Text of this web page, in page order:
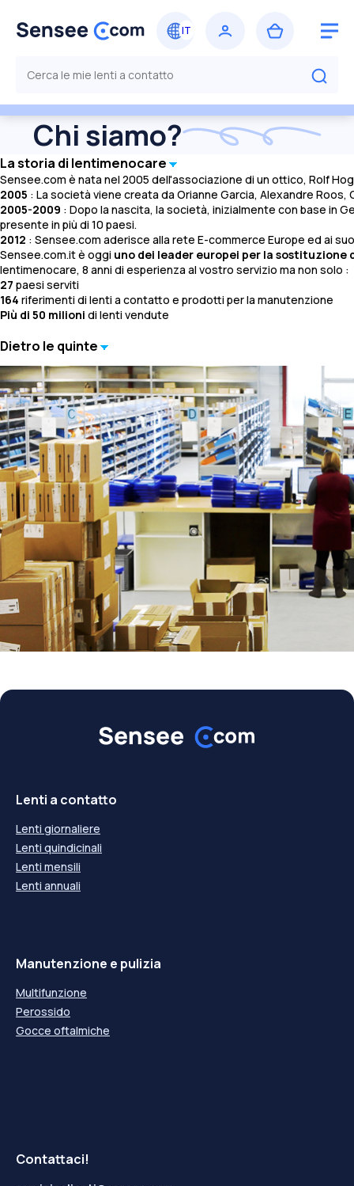
Chi siamo?
La storia di lentimenocare
Sensee.com è nata nel 2005 dell'associazione di un ottico, Rolf
2005 : La società viene creata da Orianne Garcia, Alexandre
2005-2009 : Dopo la nascita, la società, inizialmente con base in
presente in più di 10 paesi.
2012 : Sensee.com aderisce alla rete E-commerce Europe ed ai
Sensee.com.it è oggi uno dei leader europei per la sostituzione
lentimenocare, 8 anni di esperienza al vostro servizio ma non solo :
27 paesi serviti
164 riferimenti di lenti a contatto e prodotti per la manutenzione
Più di 50 milioni di lenti vendute
Dietro le quinte
Lenti a contatto
Lenti giornaliere
Lenti quindicinali
Lenti mensili
Lenti annuali
Manutenzione e pulizia
Multifunzione
Perossido
Gocce oftalmiche
Contattaci!